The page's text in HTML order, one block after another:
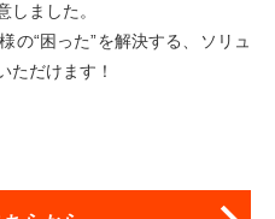
しました。
の“困った”を解決する、ソリュ
ただけます！